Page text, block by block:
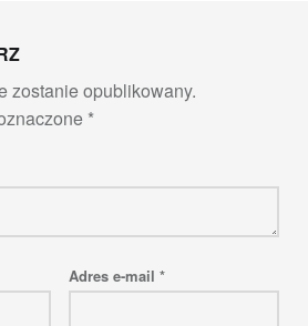
zostanie opublikowany.
*
Adres e-mail *